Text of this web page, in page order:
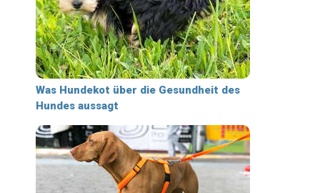
Was Hundekot über die Gesundheit des
Hundes aussagt